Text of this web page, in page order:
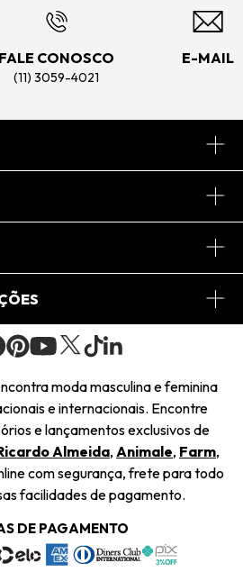
FALE CONOSCO
(11) 3059-4021
E-MAIL
moda masculina e feminina
e internacionais. Encontre
e lançamentos exclusivos de
Almeida, Animale, Farm,
com segurança, frete para todo
facilidades de pagamento.
DE PAGAMENTO